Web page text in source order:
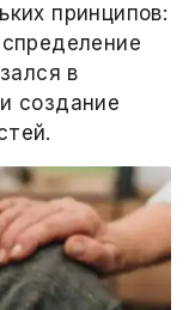
принципов:
в
создание